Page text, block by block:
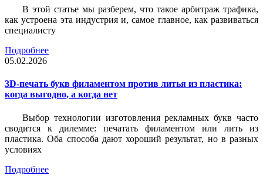
В этой статье мы разберем, что такое арбитраж трафика,
как устроена эта индустрия и, самое главное, как развиваться
специалисту
Подробнее
05.02.2026
3D-печать букв филаментом против литья из пластика:
когда выгодно, а когда нет
Выбор технологии изготовления рекламных букв часто
сводится к дилемме: печатать филаментом или лить из
пластика. Оба способа дают хороший результат, но в разных
условиях
Подробнее